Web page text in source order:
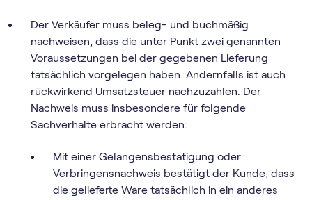
Der Verkäufer muss beleg- und buchmäßig
nachweisen, dass die unter Punkt zwei genannten
Voraussetzungen bei der gegebenen Lieferung
tatsächlich vorgelegen haben. Andernfalls ist auch
rückwirkend Umsatzsteuer nachzuzahlen. Der
Nachweis muss insbesondere für folgende
Sachverhalte erbracht werden:
Mit einer Gelangensbestätigung oder
Verbringensnachweis bestätigt der Kunde, dass
die gelieferte Ware tatsächlich in ein anderes